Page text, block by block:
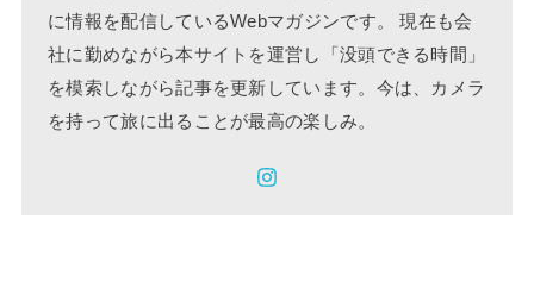
に情報を配信しているWebマガジンです。 現在も会
社に勤めながら本サイトを運営し「没頭できる時間」
を模索しながら記事を更新しています。今は、カメラ
を持って旅に出ることが最高の楽しみ。